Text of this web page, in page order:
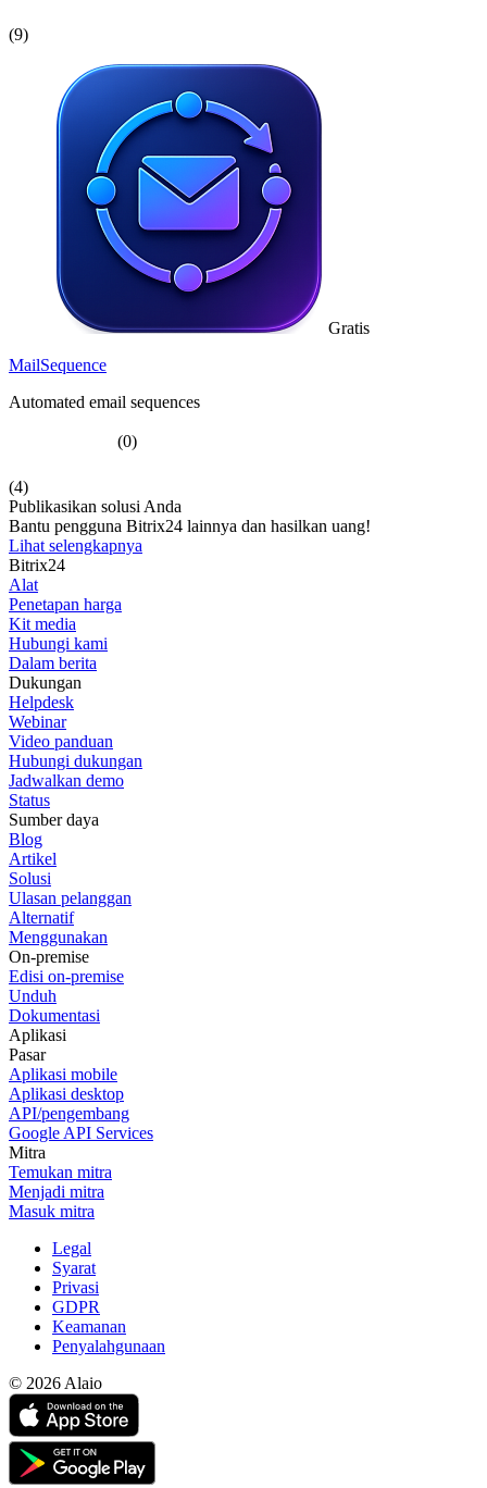
(9)
Gratis
MailSequence
Automated email sequences
(0)
(4)
Publikasikan solusi Anda
Bantu pengguna Bitrix24 lainnya dan hasilkan uang!
Lihat selengkapnya
Bitrix24
Alat
Penetapan harga
Kit media
Hubungi kami
Dalam berita
Dukungan
Helpdesk
Webinar
Video panduan
Hubungi dukungan
Jadwalkan demo
Status
Sumber daya
Blog
Artikel
Solusi
Ulasan pelanggan
Alternatif
Menggunakan
On-premise
Edisi on-premise
Unduh
Dokumentasi
Aplikasi
Pasar
Aplikasi mobile
Aplikasi desktop
API/pengembang
Google API Services
Mitra
Temukan mitra
Menjadi mitra
Masuk mitra
Legal
Syarat
Privasi
GDPR
Keamanan
Penyalahgunaan
© 2026 Alaio